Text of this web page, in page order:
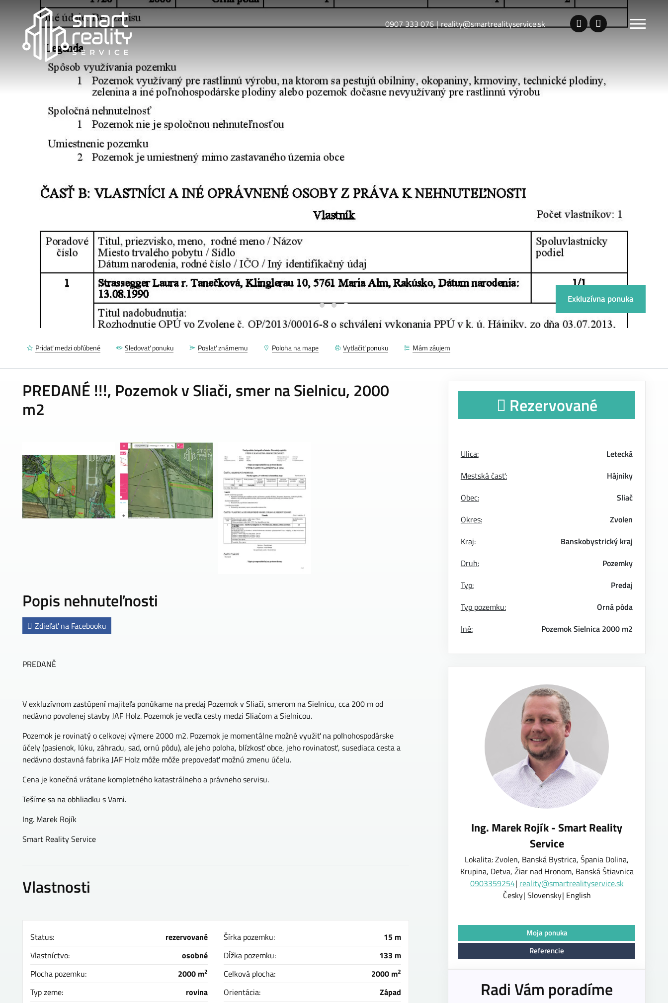
0907 333 076 reality@smartrealityservice.sk
Exkluzívna ponuka
Pridať medzi obľúbené Sledovať ponuku Poslať známemu Poloha na mape Vytlačiť ponuku Mám záujem
PREDANÉ !!!, Pozemok v Sliači, smer na Sielnicu, 2000
m2
Popis nehnuteľnosti
Zdieľať na Facebooku
PREDANĚ
V exkluzívnom zastúpení majiteľa ponúkame na predaj Pozemok v Sliači, smerom na Sielnicu, cca 200 m od
nedávno povolenej stavby JAF Holz. Pozemok je vedľa cesty medzi Sliačom a Sielnicou.
Pozemok je rovinatý o celkovej výmere 2000 m2. Pozemok je momentálne možné využiť na poľnohospodárske
účely (pasienok, lúku, záhradu, sad, ornú pôdu), ale jeho poloha, blízkosť obce, jeho rovinatosť, susediaca cesta a
nedávno dostavná fabrika JAF Holz môže môže prepovedať možnú zmenu účelu.
Cena je konečná vrátane kompletného katastrálneho a právneho servisu.
Tešíme sa na obhliadku s Vami.
Ing. Marek Rojík
Smart Reality Service
Vlastnosti
Status:
rezervované
Vlastníctvo:
osobné
Plocha pozemku:
2000 m2
Typ zeme:
rovina
Šírka pozemku:
15 m
Dĺžka pozemku:
133 m
Celková plocha:
2000 m2
Orientácia: Západ
Rezervované
Ulica:
Letecká
Mestská časť:
Hájniky
Obec:
Sliač
Okres:
Zvolen
Kraj:
Banskobystrický kraj
Druh:
Pozemky
Typ:
Predaj
Typ pozemku:
Orná pôda
Iné:
PozemokSielnica 2000 m2
Ing. Marek Rojík - Smart Reality
Service
Lokalita: Zvolen, Banská Bystrica, Špania Dolina,
Krupina, Detva, Žiar nad Hronom, Banská Štiavnica
0903359254 reality@smartrealityservice.sk
Česky Slovensky English
Moja ponuka
Referencie
Radi Vám poradíme